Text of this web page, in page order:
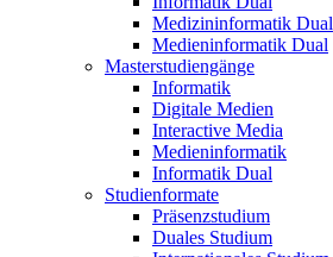
Medizininformatik Dual
Medieninformatik Dual
Masterstudiengänge
Informatik
Digitale Medien
Interactive Media
Medieninformatik
Informatik Dual
Studienformate
Präsenzstudium
Duales Studium